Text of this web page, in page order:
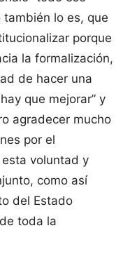
lo es, que
porque
la formalización,
de hacer una
que mejorar” y
agradecer mucho
por el
voluntad y
como así
del Estado
toda la